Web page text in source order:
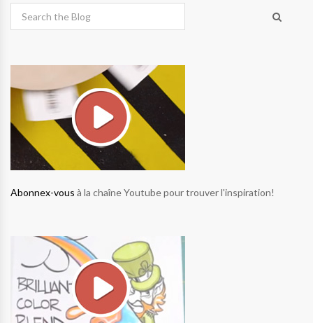
Abonnex-vous à la chaîne Youtube pour trouver l'inspiration!